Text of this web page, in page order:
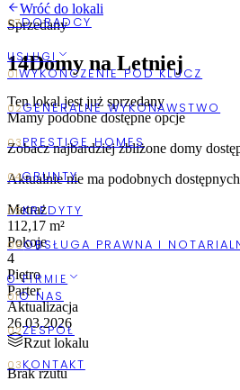
USŁUGI
O FIRMIE
Wróć do lokali
Sprzedany
14Domy na Letniej
Ten lokal jest już sprzedany
Mamy podobne dostępne opcje
Zobacz najbardziej zbliżone domy
Aktualnie nie ma podobnych
Metraż
112,17 m²
Pokoje
4
Piętro
Parter
Aktualizacja
26.03.2026
Rzut lokalu
Brak rzutu